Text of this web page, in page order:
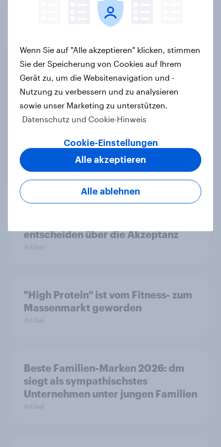
zweite Käufer würde bei
Preisaufschlägen zurückhaltender
Artikel
YouGov Sonntagsfrage Juli 2026:
AfD verliert, aber bleibt stärkste
Kraft +++ Großes Bedürfnis nach
Artikel
Altersvorsorge: Staatsfonds findet
entscheiden über die Akzeptanz
Artikel
"High Protein" ist vom Fitness- zum
Massenmarkt geworden
Artikel
Beste Familien-Marken 2026: dm
siegt als sympathischstes
Unternehmen unter jungen Familien
Artikel
Wenn Sie auf "Alle akzeptieren" klicken, stimmen
Sie der Speicherung von Cookies auf Ihrem
Gerät zu, um die Websitenavigation und -
Nutzung zu verbessern und zu analysieren
sowie unser Marketing zu unterstützen.
Datenschutz und Cookie-Hinweis
Cookie-Einstellungen
Alle ablehnen
Alle akzeptieren